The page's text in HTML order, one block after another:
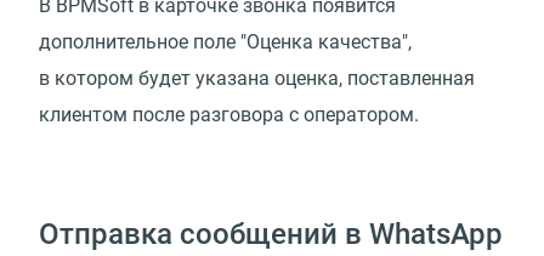
В BPMSoft в карточке звонка появится
дополнительное поле "Оценка качества",
в котором будет указана оценка, поставленная
клиентом после разговора с оператором.
Отправка сообщений в WhatsApp